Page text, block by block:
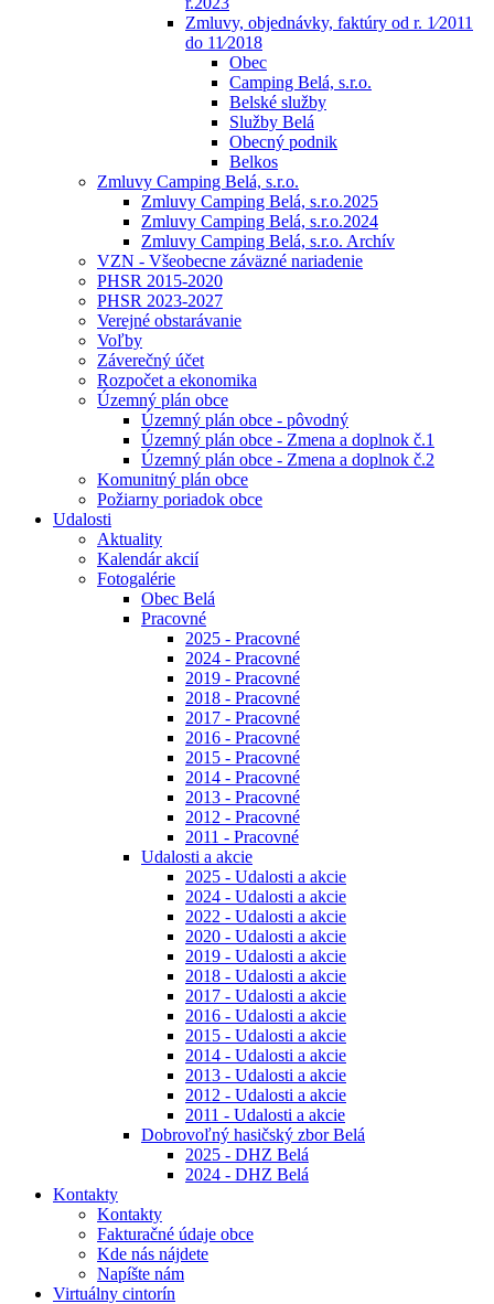
Zmluvy, objednávky, faktúry od r. 1⁄2011
do 11⁄2018
Obec
Camping Belá, s.r.o.
Belské služby
Služby Belá
Obecný podnik
Belkos
Zmluvy Camping Belá, s.r.o.
Zmluvy Camping Belá, s.r.o.2025
Zmluvy Camping Belá, s.r.o.2024
Zmluvy Camping Belá, s.r.o. Archív
VZN - Všeobecne záväzné nariadenie
PHSR 2015-2020
PHSR 2023-2027
Verejné obstarávanie
Voľby
Záverečný účet
Rozpočet a ekonomika
Územný plán obce
Územný plán obce - pôvodný
Územný plán obce - Zmena a doplnok č.1
Územný plán obce - Zmena a doplnok č.2
Komunitný plán obce
Požiarny poriadok obce
Udalosti
Aktuality
Kalendár akcií
Fotogalérie
Obec Belá
Pracovné
2025 - Pracovné
2024 - Pracovné
2019 - Pracovné
2018 - Pracovné
2017 - Pracovné
2016 - Pracovné
2015 - Pracovné
2014 - Pracovné
2013 - Pracovné
2012 - Pracovné
2011 - Pracovné
Udalosti a akcie
2025 - Udalosti a akcie
2024 - Udalosti a akcie
2022 - Udalosti a akcie
2020 - Udalosti a akcie
2019 - Udalosti a akcie
2018 - Udalosti a akcie
2017 - Udalosti a akcie
2016 - Udalosti a akcie
2015 - Udalosti a akcie
2014 - Udalosti a akcie
2013 - Udalosti a akcie
2012 - Udalosti a akcie
2011 - Udalosti a akcie
Dobrovoľný hasičský zbor Belá
2025 - DHZ Belá
2024 - DHZ Belá
Kontakty
Kontakty
Fakturačné údaje obce
Kde nás nájdete
Napíšte nám
Virtuálny cintorín